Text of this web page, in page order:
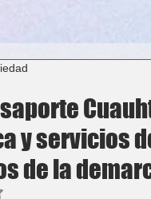
y servicios
de la
NaN de 5 estrellas.